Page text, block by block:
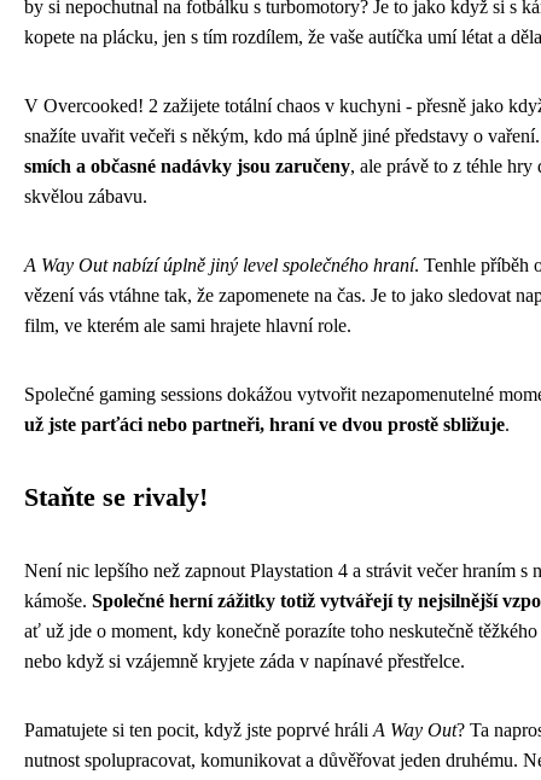
by si nepochutnal na fotbálku s turbomotory? Je to jako když si s
kopete na plácku, jen s tím rozdílem, že vaše autíčka umí létat a
V Overcooked! 2 zažijete totální chaos v kuchyni - přesně jako
snažíte uvařit večeři s někým, kdo má úplně jiné představy o
smích a občasné nadávky jsou zaručeny, ale právě to z téhle hry
skvělou zábavu.
A Way Out nabízí úplně jiný level společného hraní. Tenhle příběh
vězení vás vtáhne tak, že zapomenete na čas. Je to jako sledovat
film, ve kterém ale sami hrajete hlavní role.
Společné gaming sessions dokážou vytvořit nezapomenutelné
už jste parťáci nebo partneři, hraní ve dvou prostě sbližuje.
Staňte se rivaly!
Není nic lepšího než zapnout Playstation 4 a strávit večer hraním s
kámoše. Společné herní zážitky totiž vytvářejí ty nejsilnější
ať už jde o moment, kdy konečně porazíte toho neskutečně těžkého
nebo když si vzájemně kryjete záda v napínavé přestřelce.
Pamatujete si ten pocit, když jste poprvé hráli A Way Out? Ta
nutnost spolupracovat, komunikovat a důvěřovat jeden druhému.